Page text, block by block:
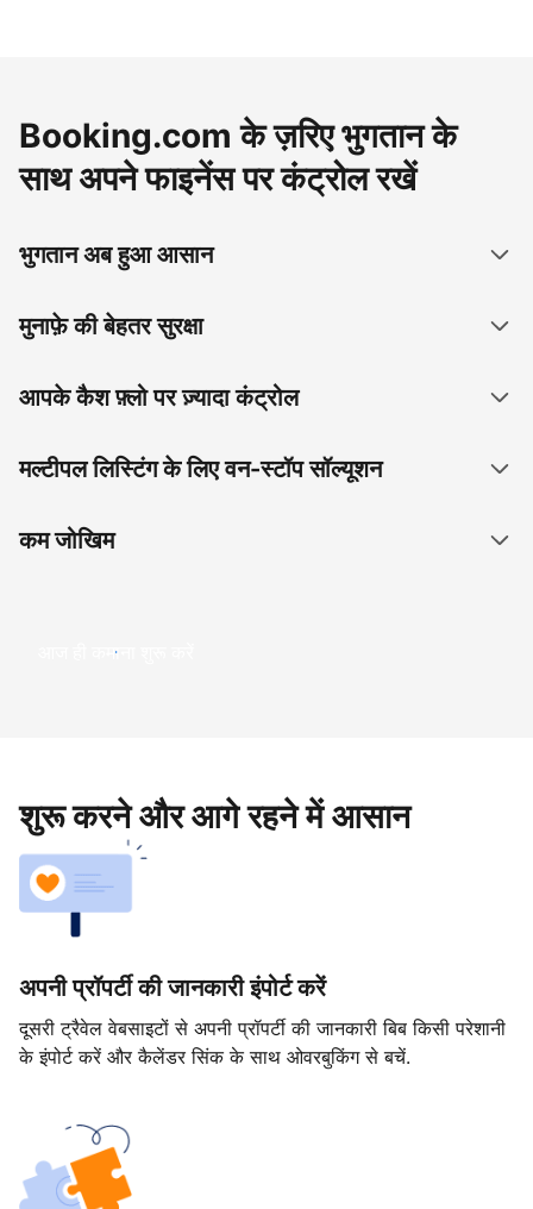
Booking.com के ज़रिए भुगतान के
साथ अपने फाइनेंस पर कंट्रोल रखें
भुगतान अब हुआ आसान
मुनाफ़े की बेहतर सुरक्षा
आपके कैश फ़्लो पर ज़्यादा कंट्रोल
मल्टीपल लिस्टिंग के लिए वन-स्टॉप सॉल्यूशन
कम जोखिम
आज ही कमाना शुरू करें
शुरू करने और आगे रहने में आसान
अपनी प्रॉपर्टी की जानकारी इंपोर्ट करें
दूसरी ट्रैवेल वेबसाइटों से अपनी प्रॉपर्टी की जानकारी बिब किसी परेशानी
के इंपोर्ट करें और कैलेंडर सिंक के साथ ओवरबुकिंग से बचें.